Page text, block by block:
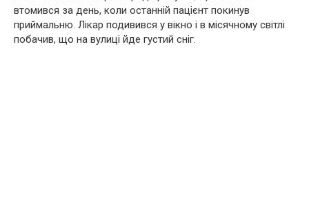
втомився за день, коли останній пацієнт покинув
приймальню. Лікар подивився у вікно і в місячному світлі
побачив, що на вулиці йде густий сніг.